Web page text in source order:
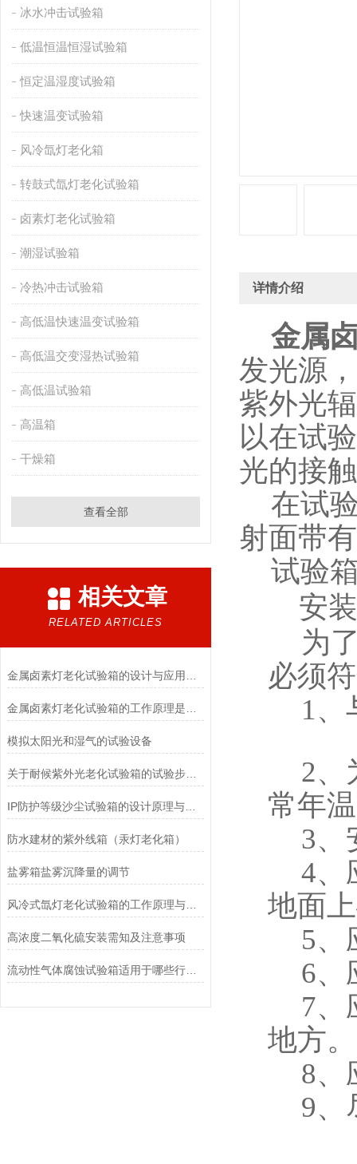
冰水冲击试验箱
低温恒温恒湿试验箱
恒定温湿度试验箱
快速温变试验箱
风冷氙灯老化箱
转鼓式氙灯老化试验箱
卤素灯老化试验箱
潮湿试验箱
冷热冲击试验箱
高低温快速温变试验箱
高低温交变湿热试验箱
高低温试验箱
高温箱
干燥箱
查看全部
相关文章
RELATED ARTICLES
模拟太阳光和湿气的试验设备
关于耐候紫外光老化试验箱的试验步骤尽在本篇
IP防护等级沙尘试验箱的设计原理与应用
防水建材的紫外线箱（汞灯老化箱）
盐雾箱盐雾沉降量的调节
风冷式氙灯老化试验箱的工作原理与应用
高浓度二氧化硫安装需知及注意事项
流动性气体腐蚀试验箱适用于哪些行业？
详情介绍
金属
发光源
紫外光
以在试
光的接
在试
射面带
试验
安
为
必须
1 、
2、
常年
3、
4、
地面
5、
6、
7、
地方。
8、
9、